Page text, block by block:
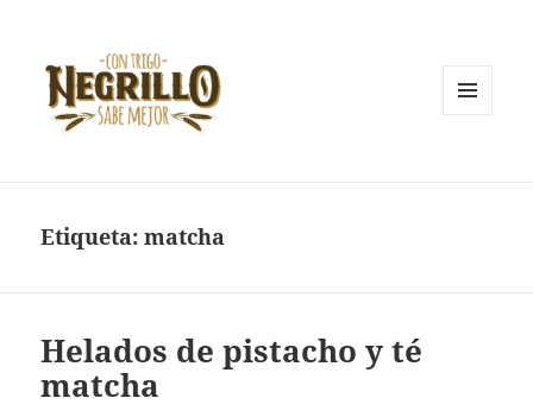
Etiqueta:matcha
Helados de pistacho y té
matcha